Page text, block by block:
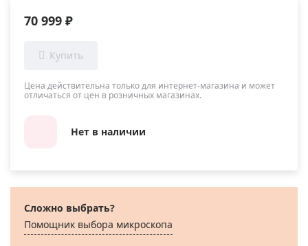
70 999 ₽
Цена действительна только для интернет-магазина и может
отличаться от цен в розничных магазинах.
Нет в наличии
Сложно выбрать?
Помощник выбора микроскoпа